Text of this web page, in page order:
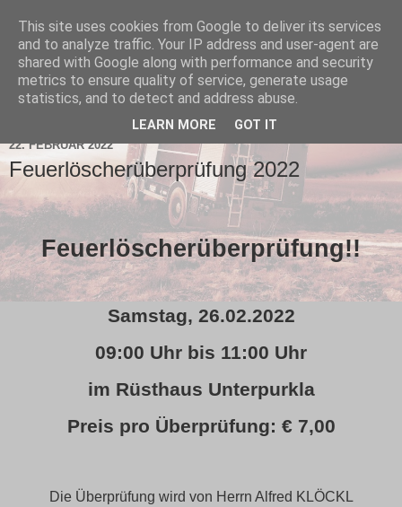
22. FEBRUAR 2022
Feuerlöscherüberprüfung 2022
Feuerlöscherüberprüfung!!
Samstag, 26.02.2022
09:00 Uhr bis 11:00 Uhr
im Rüsthaus Unterpurkla
Preis pro Überprüfung: € 7,00
Die Überprüfung wird von Herrn Alfred KLÖCKL
This site uses cookies from Google to deliver its services
and to analyze traffic. Your IP address and user-agent are
shared with Google along with performance and security
metrics to ensure quality of service, generate usage
statistics, and to detect and address abuse.
LEARN MORE GOT IT